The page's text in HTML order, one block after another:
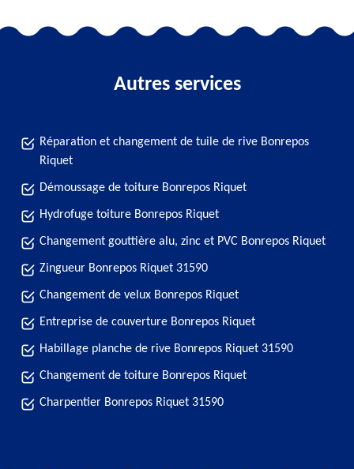
Autres services
Réparation et changement de tuile de rive Bonrepos
Riquet
Démoussage de toiture Bonrepos Riquet
Hydrofuge toiture Bonrepos Riquet
Changement gouttière alu, zinc et PVC Bonrepos Riquet
Zingueur Bonrepos Riquet 31590
Changement de velux Bonrepos Riquet
Entreprise de couverture Bonrepos Riquet
Habillage planche de rive Bonrepos Riquet 31590
Changement de toiture Bonrepos Riquet
Charpentier Bonrepos Riquet 31590